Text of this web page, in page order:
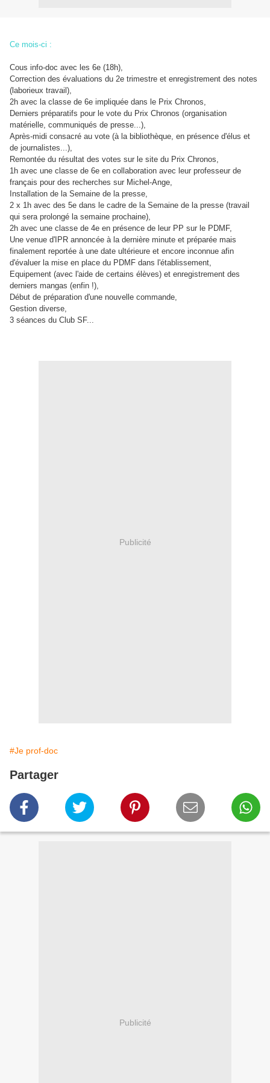
Ce mois-ci :
Cous info-doc avec les 6e (18h),
Correction des évaluations du 2e trimestre et enregistrement des notes
(laborieux travail),
2h avec la classe de 6e impliquée dans le Prix Chronos,
Derniers préparatifs pour le vote du Prix Chronos (organisation
matérielle, communiqués de presse...),
Après-midi consacré au vote (à la bibliothèque, en présence d'élus et
de journalistes...),
Remontée du résultat des votes sur le site du Prix Chronos,
1h avec une classe de 6e en collaboration avec leur professeur de
français pour des recherches sur Michel-Ange,
Installation de la Semaine de la presse,
2 x 1h avec des 5e dans le cadre de la Semaine de la presse (travail
qui sera prolongé la semaine prochaine),
2h avec une classe de 4e en présence de leur PP sur le PDMF,
Une venue d'IPR annoncée à la dernière minute et préparée mais
finalement reportée à une date ultérieure et encore inconnue afin
d'évaluer la mise en place du PDMF dans l'établissement,
Equipement (avec l'aide de certains élèves) et enregistrement des
derniers mangas (enfin !),
Début de préparation d'une nouvelle commande,
Gestion diverse,
3 séances du Club SF...
Publicité
#Je prof-doc
Partager
Publicité